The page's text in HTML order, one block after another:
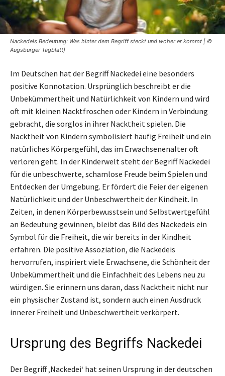
Nackedeis Bedeutung: Was hinter dem Begriff steckt und woher er kommt | ©
Augsburger Tagblatt)
Im Deutschen hat der Begriff Nackedei eine besonders
positive Konnotation. Ursprünglich beschreibt er die
Unbekümmertheit und Natürlichkeit von Kindern und wird
oft mit kleinen Nacktfroschen oder Kindern in Verbindung
gebracht, die sorglos in ihrer Nacktheit spielen. Die
Nacktheit von Kindern symbolisiert häufig Freiheit und ein
natürliches Körpergefühl, das im Erwachsenenalter oft
verloren geht. In der Kinderwelt steht der Begriff Nackedei
für die unbeschwerte, schamlose Freude beim Spielen und
Entdecken der Umgebung. Er fördert die Feier der eigenen
Natürlichkeit und der Unbeschwertheit der Kindheit. In
Zeiten, in denen Körperbewusstsein und Selbstwertgefühl
an Bedeutung gewinnen, bleibt das Bild des Nackedeis ein
Symbol für die Freiheit, die wir bereits in der Kindheit
erfahren. Die positive Assoziation, die Nackedeis
hervorrufen, inspiriert viele Erwachsene, die Schönheit der
Unbekümmertheit und die Einfachheit des Lebens neu zu
würdigen. Sie erinnern uns daran, dass Nacktheit nicht nur
ein physischer Zustand ist, sondern auch einen Ausdruck
innerer Freiheit und Unbeschwertheit verkörpert.
Ursprung des Begriffs Nackedei
Der Begriff ‚Nackedei‘ hat seinen Ursprung in der deutschen